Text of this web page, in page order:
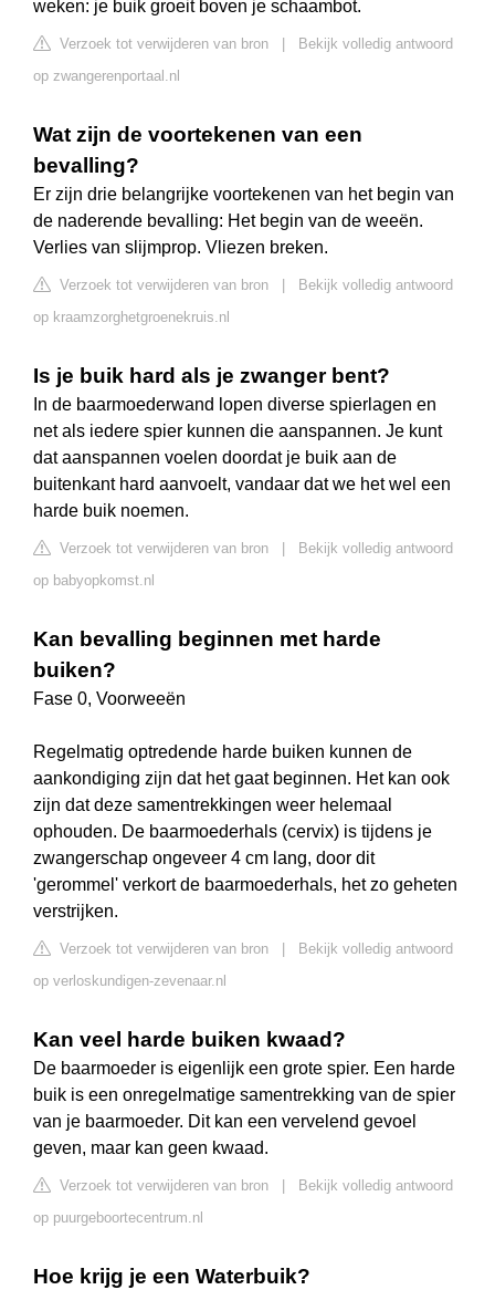
weken: je buik groeit boven je schaambot.
Verzoek tot verwijderen van bron
Bekijk volledig antwoord
op zwangerenportaal.nl
Wat zijn de voortekenen van een
bevalling?
Er zijn drie belangrijke voortekenen van het begin van
de naderende bevalling: Het begin van de weeën.
Verlies van slijmprop. Vliezen breken.
Verzoek tot verwijderen van bron
Bekijk volledig antwoord
op kraamzorghetgroenekruis.nl
Is je buik hard als je zwanger bent?
In de baarmoederwand lopen diverse spierlagen en
net als iedere spier kunnen die aanspannen. Je kunt
dat aanspannen voelen doordat je buik aan de
buitenkant hard aanvoelt, vandaar dat we het wel een
harde buik noemen.
Verzoek tot verwijderen van bron
Bekijk volledig antwoord
op babyopkomst.nl
Kan bevalling beginnen met harde
buiken?
Fase 0, Voorweeën
Regelmatig optredende harde buiken kunnen de
aankondiging zijn dat het gaat beginnen. Het kan ook
zijn dat deze samentrekkingen weer helemaal
ophouden. De baarmoederhals (cervix) is tijdens je
zwangerschap ongeveer 4 cm lang, door dit
'gerommel' verkort de baarmoederhals, het zo geheten
verstrijken.
Verzoek tot verwijderen van bron
Bekijk volledig antwoord
op verloskundigen-zevenaar.nl
Kan veel harde buiken kwaad?
De baarmoeder is eigenlijk een grote spier. Een harde
buik is een onregelmatige samentrekking van de spier
van je baarmoeder. Dit kan een vervelend gevoel
geven, maar kan geen kwaad.
Verzoek tot verwijderen van bron
Bekijk volledig antwoord
op puurgeboortecentrum.nl
Hoe krijg je een Waterbuik?